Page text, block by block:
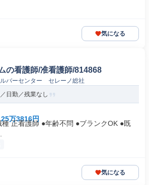
気になる
の看護師/准看護師/814868
バーセンター セレーノ総社
日勤／残業なし
万3816円
正看護師 ●年齢不問 ●ブランクOK ●既
気になる